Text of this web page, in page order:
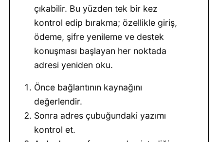
çıkabilir. Bu yüzden tek bir kez
kontrol edip bırakma; özellikle giriş,
ödeme, şifre yenileme ve destek
konuşması başlayan her noktada
adresi yeniden oku.
Önce bağlantının kaynağını
değerlendir.
Sonra adres çubuğundaki yazımı
kontrol et.